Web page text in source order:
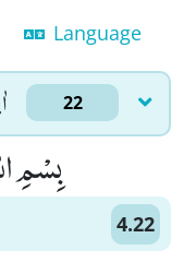
Language
22
بِسْمِ
4.22